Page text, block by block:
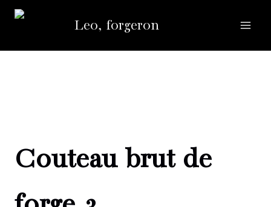
Aller
Leo, forgeron
Couteau brut de